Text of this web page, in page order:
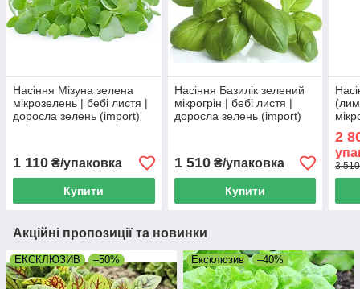
Насіння Мізуна зелена
мікрозелень | бебі листя |
доросла зелень (import)
1 110 ₴/упаковка
Купити
Насіння Базилік зелений
мікрогрін | бебі листя |
доросла зелень (import)
1 510₴/упаковка
Купити
2
3
Акційні пропозиції та новинки
ЕКСКЛЮЗИВ –50% Ексклюзив –40%